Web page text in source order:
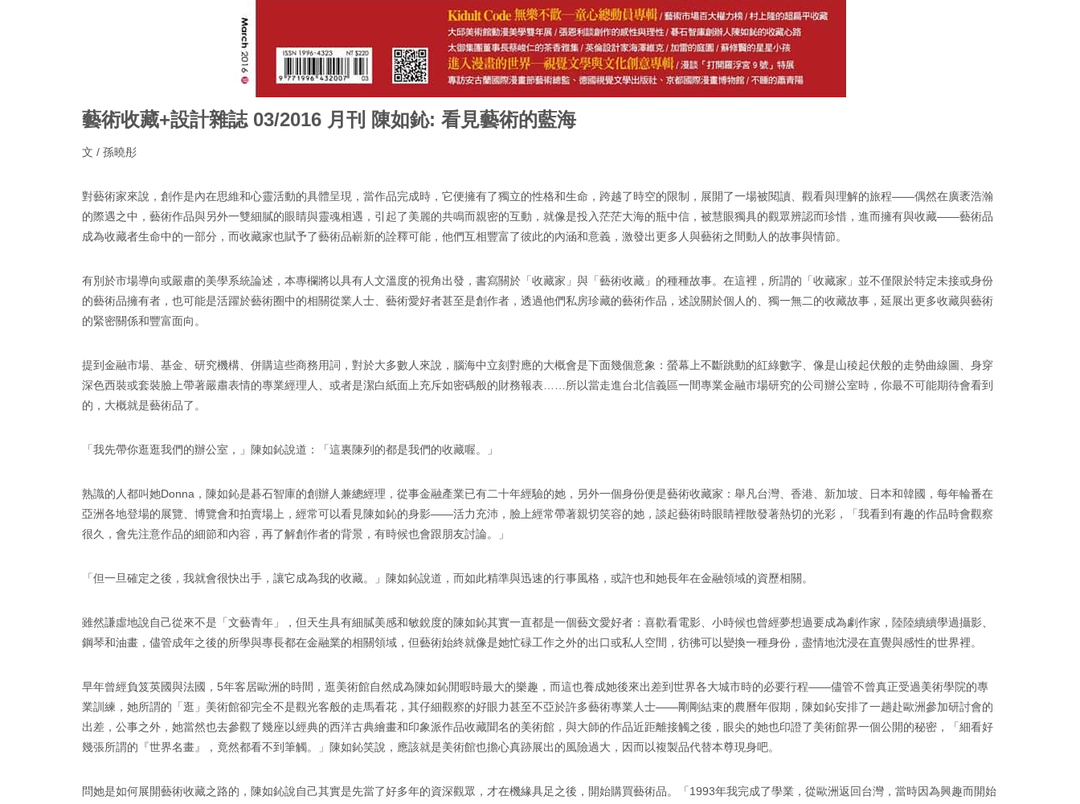
藝術收藏+設計雜誌 03/2016 月刊 陳如鈊: 看見藝術的藍海
文 / 孫曉彤
對藝術家來說，創作是內在思維和心靈活動的具體呈現，當作品完成時，它便擁有了獨立的性格和生命，跨越了時空的限制，展開了一場被閱讀、觀看與理解的旅程——偶然在廣袤浩瀚
的際遇之中，藝術作品與另外一雙細膩的眼睛與靈魂相遇，引起了美麗的共鳴而親密的互動，就像是投入茫茫大海的瓶中信，被慧眼獨具的觀眾辨認而珍惜，進而擁有與收藏——藝術品
成為收藏者生命中的一部分，而收藏家也賦予了藝術品嶄新的詮釋可能，他們互相豐富了彼此的內涵和意義，激發出更多人與藝術之間動人的故事與情節。
有別於市場導向或嚴肅的美學系統論述，本專欄將以具有人文溫度的視角出發，書寫關於「收藏家」與「藝術收藏」的種種故事。在這裡，所謂的「收藏家」並不僅限於特定未接或身份
的藝術品擁有者，也可能是活躍於藝術圈中的相關從業人士、藝術愛好者甚至是創作者，透過他們私房珍藏的藝術作品，述說關於個人的、獨一無二的收藏故事，延展出更多收藏與藝術
的緊密關係和豐富面向。
提到金融市場、基金、研究機構、併購這些商務用詞，對於大多數人來說，腦海中立刻對應的大概會是下面幾個意象：螢幕上不斷跳動的紅綠數字、像是山稜起伏般的走勢曲線圖、身穿
深色西裝或套裝臉上帶著嚴肅表情的專業經理人、或者是潔白紙面上充斥如密碼般的財務報表……所以當走進台北信義區一間專業金融市場研究的公司辦公室時，你最不可能期待會看到
的，大概就是藝術品了。
「我先帶你逛逛我們的辦公室，」陳如鈊說道：「這裏陳列的都是我們的收藏喔。」
熟識的人都叫她Donna，陳如鈊是碁石智庫的創辦人兼總經理，從事金融產業已有二十年經驗的她，另外一個身份便是藝術收藏家：舉凡台灣、香港、新加坡、日本和韓國，每年輪番在
亞洲各地登場的展覽、博覽會和拍賣場上，經常可以看見陳如鈊的身影——活力充沛，臉上經常帶著親切笑容的她，談起藝術時眼睛裡散發著熱切的光彩，「我看到有趣的作品時會觀察
很久，會先注意作品的細節和內容，再了解創作者的背景，有時候也會跟朋友討論。」
「但一旦確定之後，我就會很快出手，讓它成為我的收藏。」陳如鈊說道，而如此精準與迅速的行事風格，或許也和她長年在金融領域的資歷相關。
雖然謙虛地說自己從來不是「文藝青年」，但天生具有細膩美感和敏銳度的陳如鈊其實一直都是一個藝文愛好者：喜歡看電影、小時候也曾經夢想過要成為劇作家，陸陸續續學過攝影、
鋼琴和油畫，儘管成年之後的所學與專長都在金融業的相關領域，但藝術始終就像是她忙碌工作之外的出口或私人空間，彷彿可以變換一種身份，盡情地沈浸在直覺與感性的世界裡。
早年曾經負笈英國與法國，5年客居歐洲的時間，逛美術館自然成為陳如鈊閒暇時最大的樂趣，而這也養成她後來出差到世界各大城市時的必要行程——儘管不曾真正受過美術學院的專
業訓練，她所謂的「逛」美術館卻完全不是觀光客般的走馬看花，其仔細觀察的好眼力甚至不亞於許多藝術專業人士——剛剛結束的農曆年假期，陳如鈊安排了一趟赴歐洲參加研討會的
出差，公事之外，她當然也去參觀了幾座以經典的西洋古典繪畫和印象派作品收藏聞名的美術館，與大師的作品近距離接觸之後，眼尖的她也印證了美術館界一個公開的秘密，「細看好
幾張所謂的『世界名畫』，竟然都看不到筆觸。」陳如鈊笑說，應該就是美術館也擔心真跡展出的風險過大，因而以複製品代替本尊現身吧。
問她是如何展開藝術收藏之路的，陳如鈊說自己其實是先當了好多年的資深觀眾，才在機緣具足之後，開始購買藝術品。「1993年我完成了學業，從歐洲返回台灣，當時因為興趣而開始